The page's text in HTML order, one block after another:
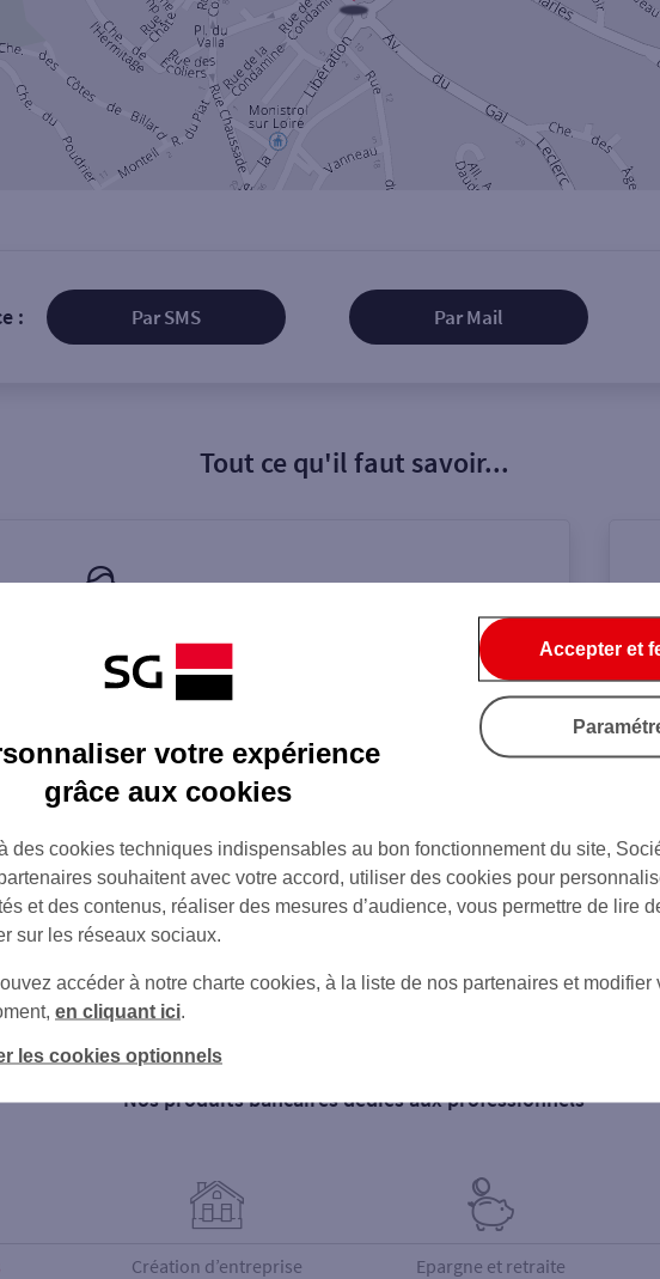
: Par SMS Par Mail
Tout ce qu'il faut savoir...
Présentation de l'agence
de
à votre
projet
Nos produits bancaires dédiés aux professionnels
Création d’entreprise Epargne et retraite
votre expérience
grâce aux cookies
des cookies techniques indispensables au bon fonctionnement du site,
souhaitent avec votre accord, utiliser des cookies pour
et des contenus, réaliser des mesures d’audience, vous permettre de lire
sur les réseaux sociaux.
accéder à notre charte cookies, à la liste de nos partenaires et modifier
en cliquant ici.
les cookies optionnels
Accepter et